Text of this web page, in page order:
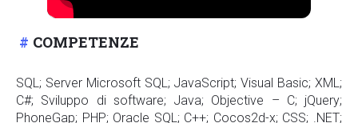
COMPETENZE
SQL; Server Microsoft SQL; JavaScript; Visual Basic; XML;
C#; Sviluppo di software; Java; Objective – C; jQuery;
PhoneGap; PHP; Oracle SQL; C++; Cocos2d-x; CSS; .NET;